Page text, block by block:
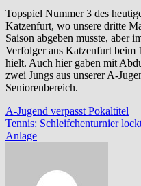
Topspiel Nummer 3 des
Katzenfurt, wo unsere dritte
Saison abgeben musste, aber
Verfolger aus Katzenfurt
hielt. Auch hier gaben mit
zwei Jungs aus unserer A-
Seniorenbereich.
Beitragsnavigation
A-Jugend verpasst Pokaltitel
Tennis: Schleifchenturnier
Anlage